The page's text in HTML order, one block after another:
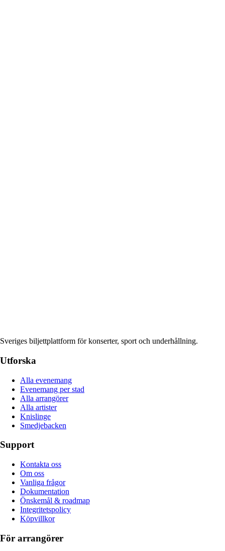
Sveriges biljettplattform för konserter, sport och underhållning.
Utforska
Alla evenemang
Evenemang per stad
Alla arrangörer
Alla artister
Knislinge
Smedjebacken
Support
Kontakta oss
Om oss
Vanliga frågor
Dokumentation
Önskemål & roadmap
Integritetspolicy
Köpvillkor
För arrangörer